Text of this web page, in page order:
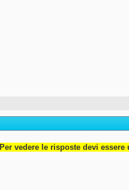
Per vedere le risposte devi